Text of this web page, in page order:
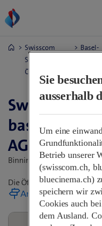
Swisscom
Shops &
Öffnungszeiten
Basel-
Swisscom
AG
Binningerstrasse 92,4123
Die Öffnungszeiten
Anreise planen
Sie
ausserhalb
Um eine
Betrieb unserer
(swisscom.ch,
bluecinema.ch)
speichern wir
Cookies auch
dem Ausland.